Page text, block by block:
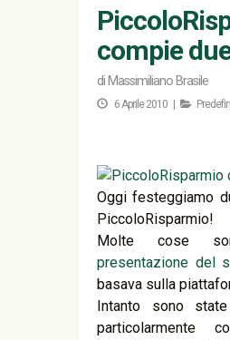
compie
di Massimiliano Brasile
6 Aprile 2010 |
Oggi festeggiamo
PiccoloRisparmio!
Molte cose
presentazione del
basava sulla
Intanto sono
particolarmente